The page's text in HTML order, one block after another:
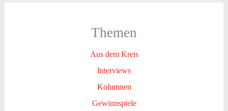
Themen
Aus dem Kreis
Interviews
Kolumnen
Gewinnspiele